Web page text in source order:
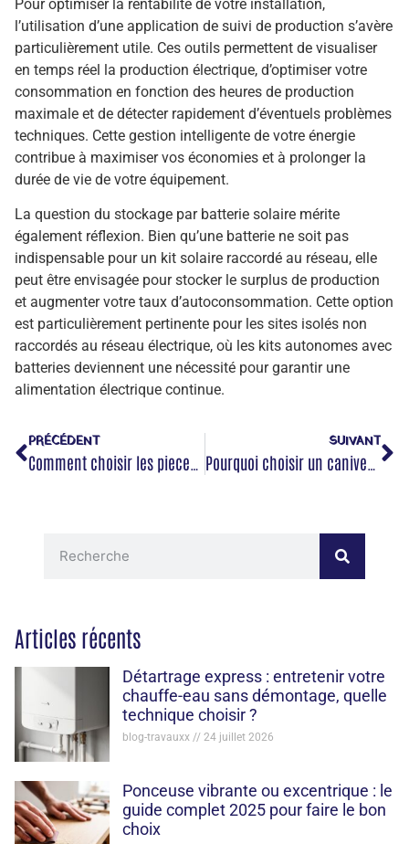
Pour optimiser la rentabilité de votre installation,
l’utilisation d’une application de suivi de production s’avère
particulièrement utile. Ces outils permettent de visualiser
en temps réel la production électrique, d’optimiser votre
consommation en fonction des heures de production
maximale et de détecter rapidement d’éventuels problèmes
techniques. Cette gestion intelligente de votre énergie
contribue à maximiser vos économies et à prolonger la
durée de vie de votre équipement.
La question du stockage par batterie solaire mérite
également réflexion. Bien qu’une batterie ne soit pas
indispensable pour un kit solaire raccordé au réseau, elle
peut être envisagée pour stocker le surplus de production
et augmenter votre taux d’autoconsommation. Cette option
est particulièrement pertinente pour les sites isolés non
raccordés au réseau électrique, où les kits autonomes avec
batteries deviennent une nécessité pour garantir une
alimentation électrique continue.
PRÉCÉDENT SUIVANT
Articles récents
Détartrage express : entretenir votre
chauffe-eau sans démontage, quelle
technique choisir ?
blog-travauxx 24 juillet 2026
Ponceuse vibrante ou excentrique : le
guide complet 2025 pour faire le bon
choix